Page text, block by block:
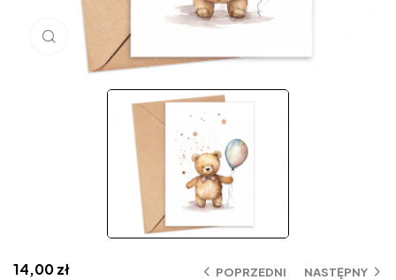
Click to enlarge
POPRZEDNI NASTĘPNY
14,00zł